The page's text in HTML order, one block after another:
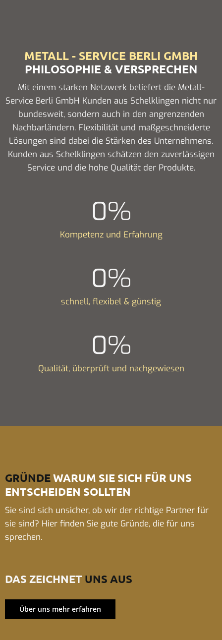
METALL - SERVICE BERLI GMBH
PHILOSOPHIE & VERSPRECHEN
Mit einem starken Netzwerk beliefert die Metall-
Service Berli GmbH Kunden aus Schelklingen nicht nur
bundesweit, sondern auch in den angrenzenden
Nachbarländern. Flexibilität und maßgeschneiderte
Lösungen sind dabei die Stärken des Unternehmens.
Kunden aus Schelklingen schätzen den zuverlässigen
Service und die hohe Qualität der Produkte.
0%
Kompetenz und Erfahrung
0%
schnell, flexibel & günstig
0%
Qualität, überprüft und nachgewiesen
GRÜNDEWARUM SIE SICH FÜR UNS
ENTSCHEIDEN SOLLTEN
Sie sind sich unsicher, ob wir der richtige Partner für
sie sind? Hier finden Sie gute Gründe, die für uns
sprechen.
DAS ZEICHNET UNS AUS
Über uns mehr erfahren